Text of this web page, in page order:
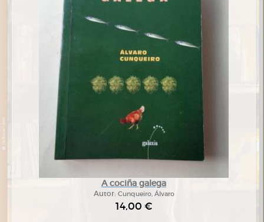
A cociña galega
Autor: Cunqueiro, Álvaro
14,00 €